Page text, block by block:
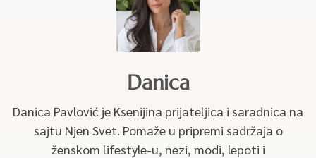
Danica
Danica Pavlović je Ksenijina prijateljica i saradnica na
sajtu Njen Svet. Pomaže u pripremi sadržaja o
ženskom lifestyle-u, nezi, modi, lepoti i